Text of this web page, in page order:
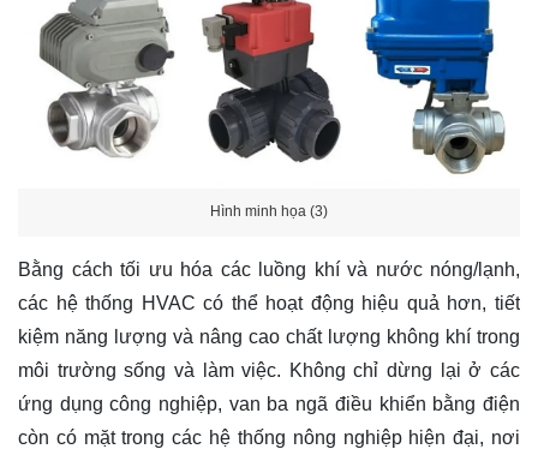
Hình minh họa (3)
Bằng cách tối ưu hóa các luồng khí và nước nóng/lạnh,
các hệ thống HVAC có thể hoạt động hiệu quả hơn, tiết
kiệm năng lượng và nâng cao chất lượng không khí trong
môi trường sống và làm việc. Không chỉ dừng lại ở các
ứng dụng công nghiệp, van ba ngã điều khiển bằng điện
còn có mặt trong các hệ thống nông nghiệp hiện đại, nơi